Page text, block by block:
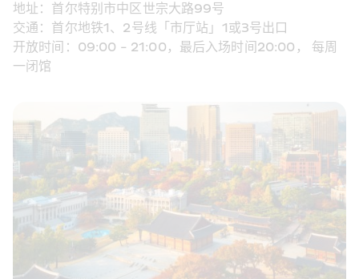
地址：首尔特别市中区世宗大路99号
交通：首尔地铁1、2号线「市厅站」1或3号出口
开放时间：09:00 - 21:00，最后入场时间20:00， 每周
一闭馆